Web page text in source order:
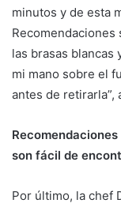
minutos y de esta
las brasas blancas
mi mano sobre el
antes de retirarla”,
son fácil de
Por último, la chef